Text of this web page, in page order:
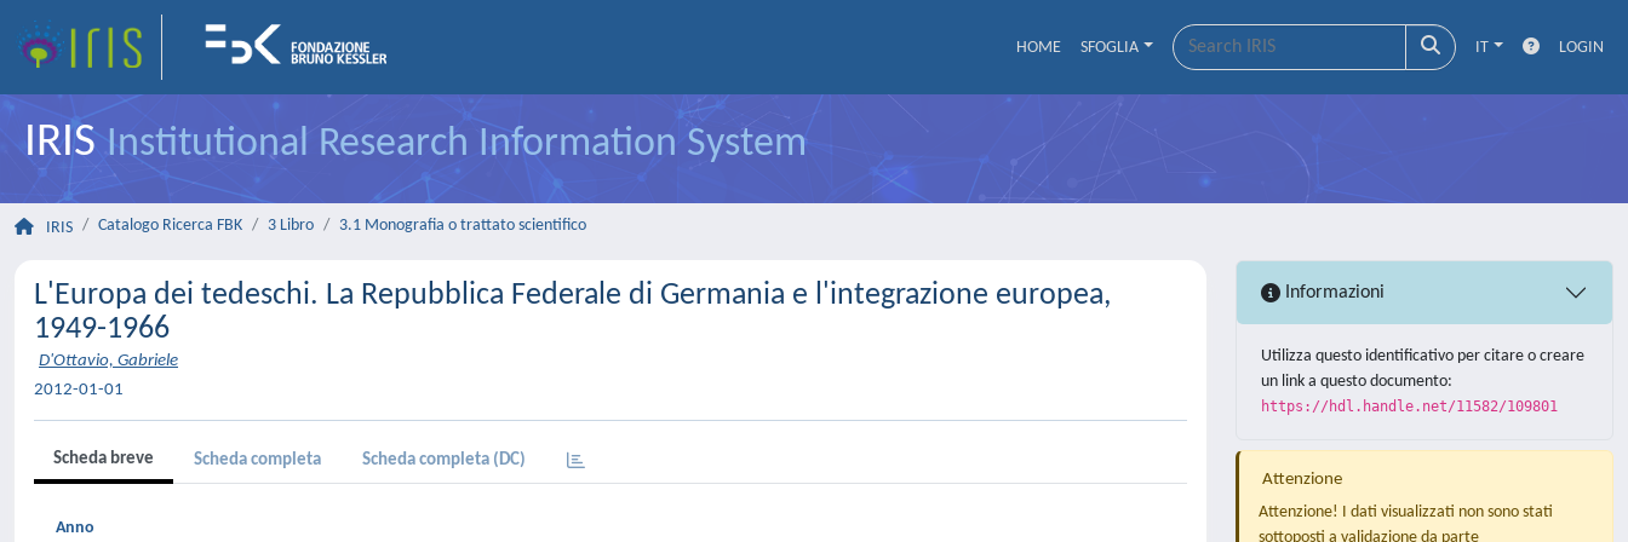
HOME SFOGLIA IT LOGIN
IRISInstitutional Research Information System
IRIS Catalogo Ricerca FBK 3 Libro 3.1 Monografia o trattato scientifico
L'Europa dei tedeschi. La Repubblica Federale di Germania e l'integrazione europea,
1949-1966
D'Ottavio, Gabriele
2012-01-01
Scheda breve Scheda completa Scheda completa (DC)
Anno
Informazioni
Utilizza questo identificativo per citare o creare
un link a questo documento:
https://hdl.handle.net/11582/109801
Attenzione
Attenzione! I dati visualizzati non sono stati
sottoposti a validazione da parte